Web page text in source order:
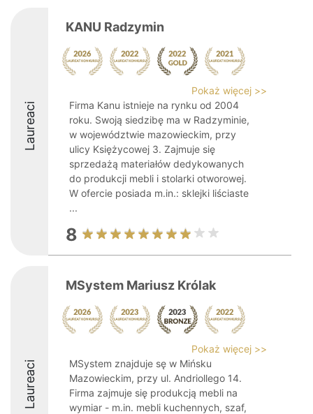
Laureaci
KANU Radzymin
Pokaż więcej >>
Firma Kanu istnieje na rynku od 2004
roku. Swoją siedzibę ma w Radzyminie,
w województwie mazowieckim, przy
ulicy Księżycowej 3. Zajmuje się
sprzedażą materiałów dedykowanych
do produkcji mebli i stolarki otworowej.
W ofercie posiada m.in.: sklejki liściaste
...
8
Laureaci
MSystem Mariusz Królak
Pokaż więcej >>
MSystem znajduje sę w Mińsku
Mazowieckim, przy ul. Andriollego 14.
Firma zajmuje się produkcją mebli na
wymiar - m.in. mebli kuchennych, szaf,